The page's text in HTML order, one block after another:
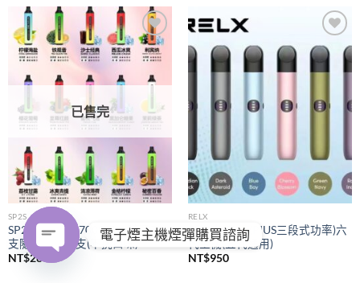
Add to
wishlist
已售完
SP2S
SP2S拋棄式
7000口｜購買五
支隨機贈送一支(不挑口味)
NT$280
Add to
wishlist
RELX
RELX悅刻
(PIUS三段式功率)六
代主機(五代通用)
NT$950
電子煙主機煙彈購買諮詢